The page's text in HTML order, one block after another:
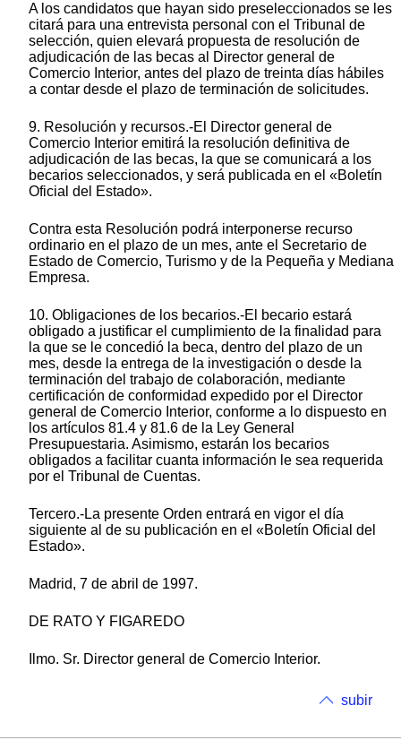
A los candidatos que hayan sido preseleccionados se les
citará para una entrevista personal con el Tribunal de
selección, quien elevará propuesta de resolución de
adjudicación de las becas al Director general de
Comercio Interior, antes del plazo de treinta días hábiles
a contar desde el plazo de terminación de solicitudes.
9. Resolución y recursos.-El Director general de
Comercio Interior emitirá la resolución definitiva de
adjudicación de las becas, la que se comunicará a los
becarios seleccionados, y será publicada en el «Boletín
Oficial del Estado».
Contra esta Resolución podrá interponerse recurso
ordinario en el plazo de un mes, ante el Secretario de
Estado de Comercio, Turismo y de la Pequeña y Mediana
Empresa.
10. Obligaciones de los becarios.-El becario estará
obligado a justificar el cumplimiento de la finalidad para
la que se le concedió la beca, dentro del plazo de un
mes, desde la entrega de la investigación o desde la
terminación del trabajo de colaboración, mediante
certificación de conformidad expedido por el Director
general de Comercio Interior, conforme a lo dispuesto en
los artículos 81.4 y 81.6 de la Ley General
Presupuestaria. Asimismo, estarán los becarios
obligados a facilitar cuanta información le sea requerida
por el Tribunal de Cuentas.
Tercero.-La presente Orden entrará en vigor el día
siguiente al de su publicación en el «Boletín Oficial del
Estado».
Madrid, 7 de abril de 1997.
DE RATO Y FIGAREDO
Ilmo. Sr. Director general de Comercio Interior.
subir